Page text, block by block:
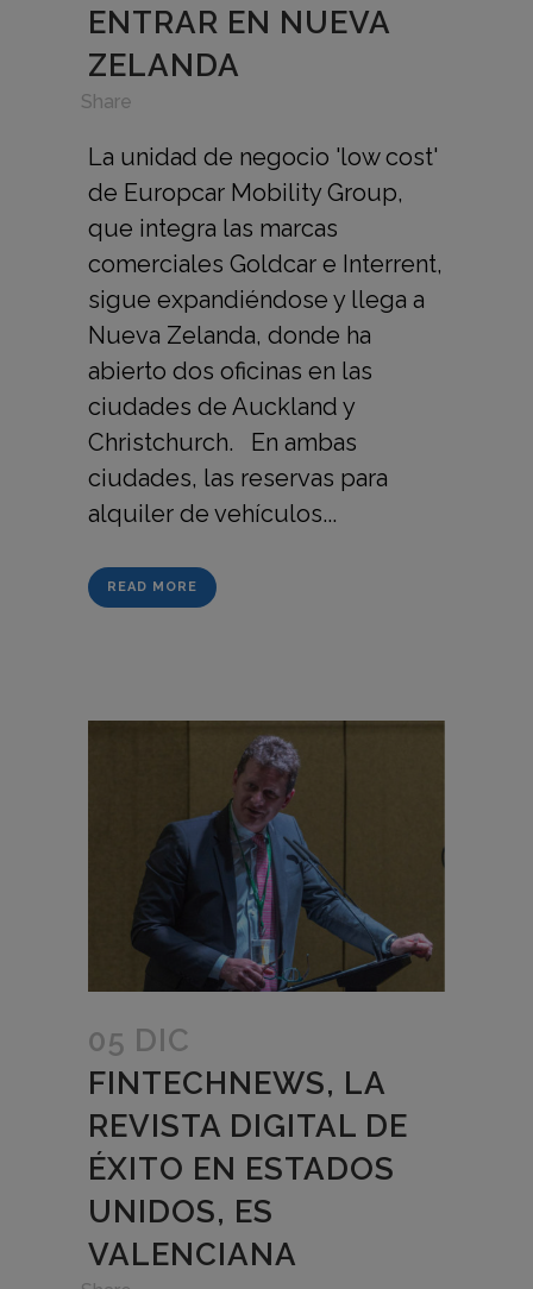
ENTRAR EN NUEVA
ZELANDA
Share
La unidad de negocio 'low cost'
de Europcar Mobility Group,
que integra las marcas
comerciales Goldcar e Interrent,
sigue expandiéndose y llega a
Nueva Zelanda, donde ha
abierto dos oficinas en las
ciudades de Auckland y
Christchurch. En ambas
ciudades, las reservas para
alquiler de vehículos...
READ MORE
05 DIC
FINTECHNEWS, LA
REVISTA DIGITAL DE
ÉXITO EN ESTADOS
UNIDOS, ES
VALENCIANA